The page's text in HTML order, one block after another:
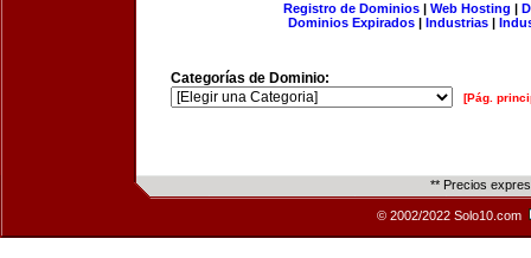
Registro de Dominios| Web Hosting |
Dominios Expirados | Industrias |
Categorías de Dominio:
[Pág.
** Precios
© 2002/2022 Solo10.com